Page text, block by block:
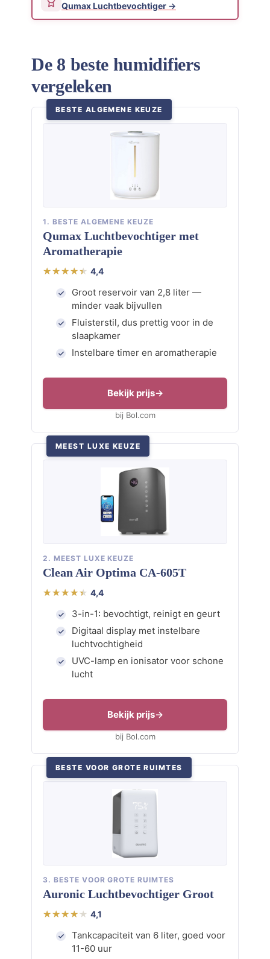
Qumax Luchtbevochtiger
De 8 beste humidifiers
vergeleken
BESTE ALGEMENE KEUZE
1. BESTE ALGEMENE KEUZE
Qumax Luchtbevochtiger met
Aromatherapie
4,4
Groot reservoir van 2,8 liter —
minder vaak bijvullen
Fluisterstil, dus prettig voor in de
slaapkamer
Instelbare timer en aromatherapie
Bekijk prijs
bij Bol.com
MEEST LUXE KEUZE
2. MEEST LUXE KEUZE
Clean Air Optima CA-605T
4,4
3-in-1: bevochtigt, reinigt en geurt
Digitaal display met instelbare
luchtvochtigheid
UVC-lamp en ionisator voor schone
lucht
Bekijk prijs
bij Bol.com
BESTE VOOR GROTE RUIMTES
3. BESTE VOOR GROTE RUIMTES
Auronic Luchtbevochtiger Groot
4,1
Tankcapaciteit van 6 liter, goed voor
11-60 uur